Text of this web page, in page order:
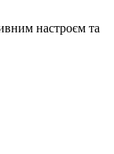
настроєм та